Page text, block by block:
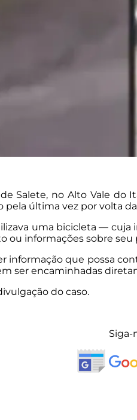
Salete, no Alto Vale
última vez por volta
uma bicicleta —
ou informações sobre seu
informação que possa
ser encaminhadas
do caso.
Siga-